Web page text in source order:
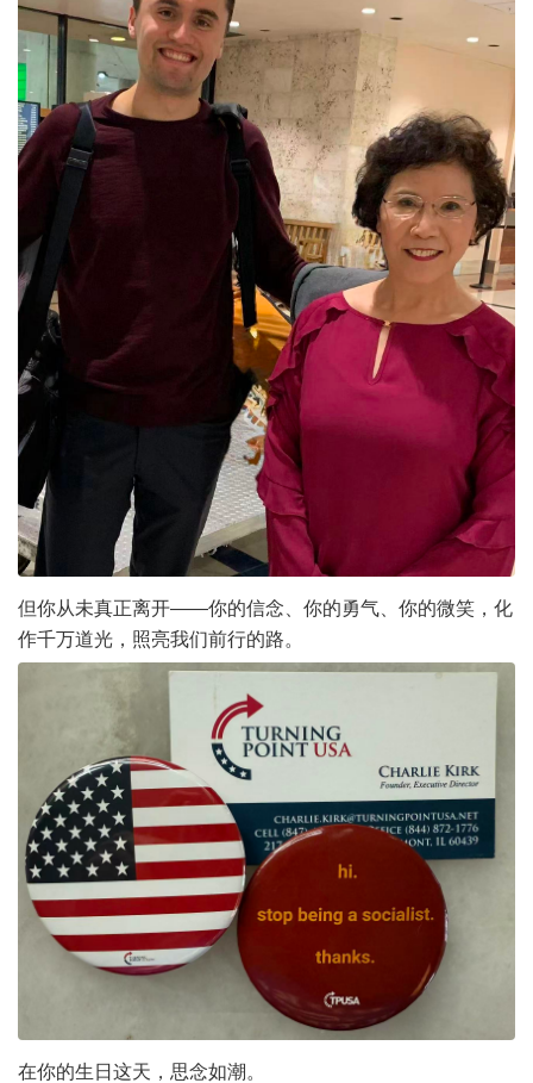
但你从未真正离开——你的信念、你的勇气、你的微笑，化
作千万道光，照亮我们前行的路。
在你的生日这天，思念如潮。